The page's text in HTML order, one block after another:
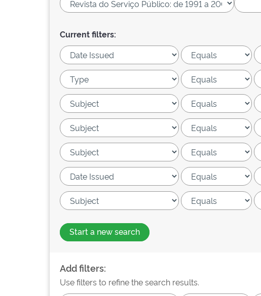
Current filters:
Start a new search
Add filters:
Use filters to refine the search results.